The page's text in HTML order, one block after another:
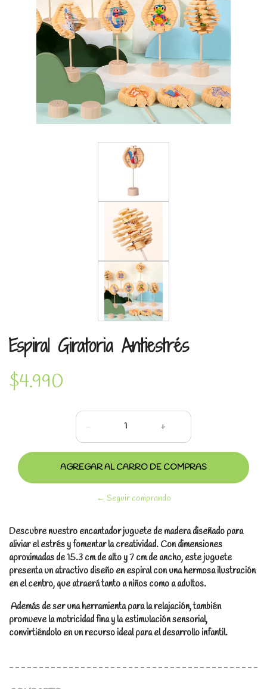
Espiral Giratoria Antiestrés
$4.990
- +
← Seguir comprando
Descubre nuestro encantador juguete de madera diseñado para
aliviar el estrés y fomentar la creatividad. Con dimensiones
aproximadas de 15.3 cm de alto y 7 cm de ancho, este juguete
presenta un atractivo diseño en espiral con una hermosa ilustración
en el centro, que atraerá tanto a niños como a adultos.
Además de ser una herramienta para la relajación, también
promueve la motricidad fina y la estimulación sensorial,
convirtiéndolo en un recurso ideal para el desarrollo infantil.